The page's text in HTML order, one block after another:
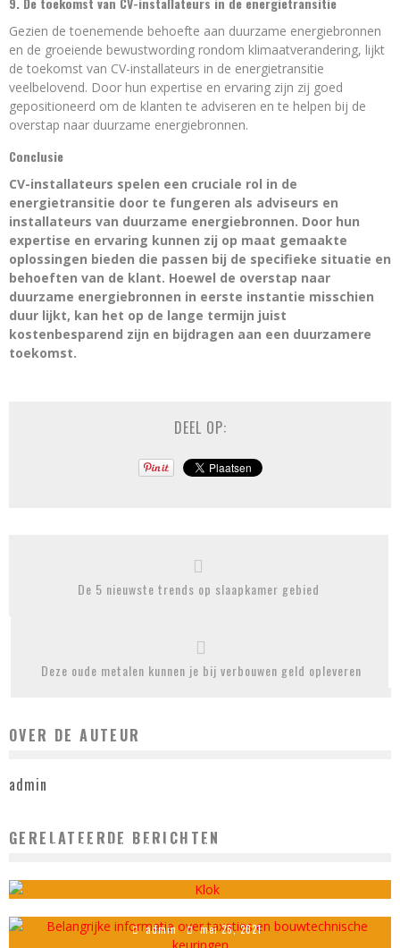
Gezien de toenemende behoefte aan duurzame energiebronnen
en de groeiende bewustwording rondom klimaatverandering, lijkt
de toekomst van CV-installateurs in de energietransitie
veelbelovend. Door hun expertise en ervaring zijn zij goed
gepositioneerd om de klanten te adviseren en te helpen bij de
overstap naar duurzame energiebronnen.
Conclusie
CV-installateurs spelen een cruciale rol in de
energietransitie door te fungeren als adviseurs en
installateurs van duurzame energiebronnen. Door hun
expertise en ervaring kunnen zij op maat gemaakte
oplossingen bieden die passen bij de specifieke situatie en
behoeften van de klant. Hoewel de overstap naar
duurzame energiebronnen in eerste instantie misschien
duur lijkt, kan het op de lange termijn juist
kostenbesparend zijn en bijdragen aan een duurzamere
toekomst.
DEEL OP:
De 5 nieuwste trends op slaapkamer gebied
Deze oude metalen kunnen je bij verbouwen geld opleveren
OVER DE AUTEUR
admin
GERELATEERDE BERICHTEN
EEN OVERVLOED AAN KEUZE IN KLOKKEN IN VERSCHILLENDE WEBSHOPS
BELANGRIJKE INFORMATIE OVER TAXATIES EN BOUWTECHNISCHE KEURINGEN
admin mei 26, 2021